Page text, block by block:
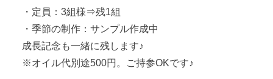
・定員：3組様⇒残1組
・季節の制作：サンプル作成中
成長記念も一緒に残します♪
※オイル代別途500円。ご持参OKです♪